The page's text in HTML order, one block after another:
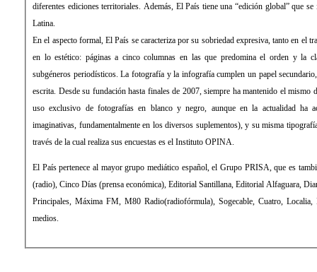
diferentes ediciones territoriales. Además, El País tiene una “edición global” que
Latina.
En el aspecto formal, El País se caracteriza por su sobriedad expresiva, tanto en el
en lo estético: páginas a cinco columnas en las que predomina el orden y la
subgéneros periodísticos. La fotografía y la infografía cumplen un papel
escrita. Desde su fundación hasta finales de 2007, siempre ha mantenido el mismo
uso exclusivo de fotografías en blanco y negro, aunque en la actualidad ha
imaginativas, fundamentalmente en los diversos suplementos), y su misma
través de la cual realiza sus encuestas es el Instituto OPINA.
El País pertenece al mayor grupo mediático español, el Grupo PRISA, que es
(radio), Cinco Días (prensa económica), Editorial Santillana, Editorial Alfaguara,
Principales, Máxima FM, M80 Radio(radiofórmula), Sogecable, Cuatro,
medios.